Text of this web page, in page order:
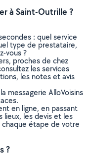
à Saint-Outrille ?
: quel service
type de prestataire,
vous ?
proches de chez
les services
les notes et avis
messagerie AlloVoisins
en ligne, en passant
lieux, les devis et les
chaque étape de votre
?